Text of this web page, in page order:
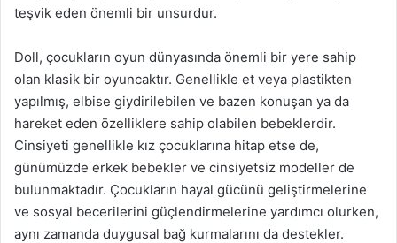
teşvik eden önemli bir unsurdur.
Doll, çocukların oyun dünyasında önemli bir yere sahip
olan klasik bir oyuncaktır. Genellikle et veya plastikten
yapılmış, elbise giydirilebilen ve bazen konuşan ya da
hareket eden özelliklere sahip olabilen bebeklerdir.
Cinsiyeti genellikle kız çocuklarına hitap etse de,
günümüzde erkek bebekler ve cinsiyetsiz modeller de
bulunmaktadır. Çocukların hayal gücünü geliştirmelerine
ve sosyal becerilerini güçlendirmelerine yardımcı olurken,
aynı zamanda duygusal bağ kurmalarını da destekler.